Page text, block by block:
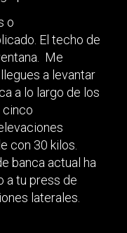
o
El techo de
Me
a levantar
a lo largo de los
cinco
con 30 kilos.
banca actual ha
a tu press de
laterales.